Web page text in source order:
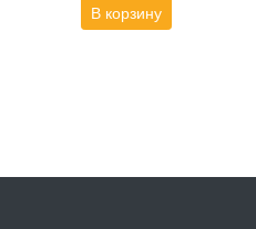
В корзину